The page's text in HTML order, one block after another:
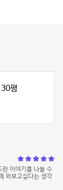
평
란 이야기를 나눌 수
와보고싶다는 생각